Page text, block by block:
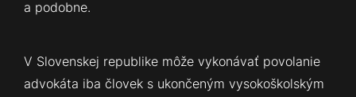
a podobne.
V Slovenskej republike môže vykonávať povolanie
advokáta iba človek s ukončeným vysokoškolským